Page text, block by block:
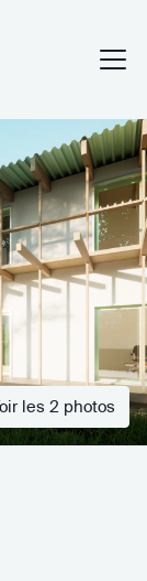
les 2 photos